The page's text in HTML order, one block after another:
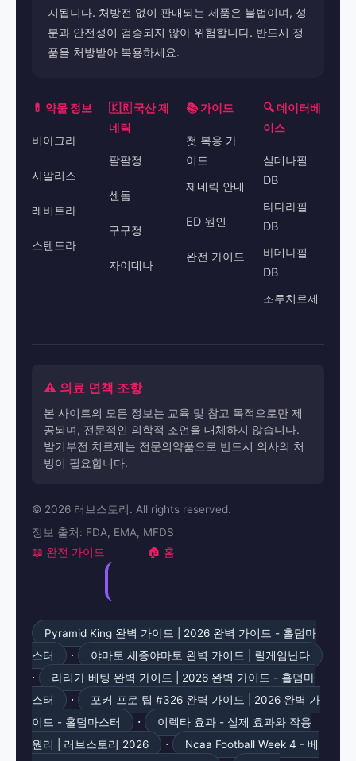
지됩니다. 처방전 없이 판매되는 제품은 불법이며, 성
분과 안전성이 검증되지 않아 위험합니다. 반드시 정
품을 처방받아 복용하세요.
💊 약물 정보
비아그라
시알리스
레비트라
스텐드라
🇰🇷 국산 제
네릭
팔팔정
센돔
구구정
자이데나
📚 가이드
첫 복용 가
이드
제네릭 안내
ED 원인
완전 가이드
🔍 데이터베
이스
실데나필
DB
타다라필
DB
바데나필
DB
조루치료제
⚠️ 의료 면책 조항
본 사이트의 모든 정보는 교육 및 참고 목적으로만 제
공되며, 전문적인 의학적 조언을 대체하지 않습니다.
발기부전 치료제는 전문의약품으로 반드시 의사의 처
방이 필요합니다.
© 2026 러브스토리. All rights reserved.
정보 출처: FDA, EMA, MFDS
📖 완전 가이드 🏠 홈
Pyramid King 완벽 가이드 | 2026 완벽 가이드 - 홀덤마
스터
· 야마토 세종야마토 완벽 가이드 | 릴게임난다
·
라리가 베팅 완벽 가이드 | 2026 완벽 가이드 - 홀덤마
스터
·
포커 프로 팁 #326 완벽 가이드 | 2026 완벽 가
이드 - 홀덤마스터
·
이렉타 효과 - 실제 효과와 작용
원리 | 러브스토리 2026
·
Ncaa Football Week 4 - 베